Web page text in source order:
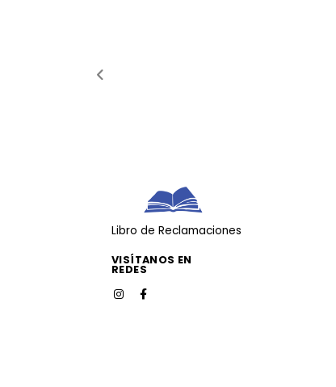
Libro de Reclamaciones
VISÍTANOS EN
REDES